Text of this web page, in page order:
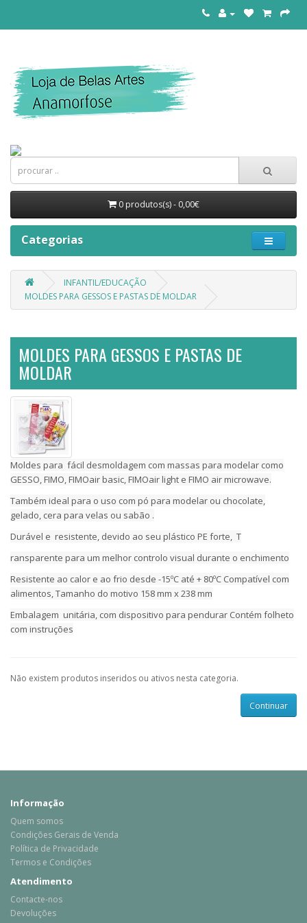
0 produtos(s) - 0,00€
Categorias
INFANTIL/EDUCAÇÃO
MOLDES PARA GESSOS E PASTAS DE MOLDAR
MOLDES PARA GESSOS E PASTAS DE
MOLDAR
Moldes para fácil desmoldagem com massas para modelar como
GESSO, FIMO, FIMOair basic, FIMOair light e FIMO air microwave.
Também ideal para o uso com pó para modelar ou chocolate,
gelado, cera para velas ou sabão .
Durável e resistente, devido ao seu plástico PE forte, T
ransparente para um melhor controlo visual durante o enchimento
Resistente ao calor e ao frio desde -15ºC até + 80ºC Compatível com
alimentos, Tamanho do motivo 158 mm x 238 mm
Embalagem unitária, com dispositivo para pendurar Contém folheto
com instruções
Não existem produtos inseridos ou ativos nesta categoria.
Continuar
Informação
Quem somos
Condições Gerais de Venda
Política de Privacidade
Termos e Condições
Atendimento
Contacte-nos
Devoluções